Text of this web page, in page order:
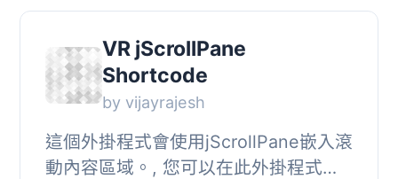
VR jScrollPane
Shortcode
by vijayrajesh
這個外掛程式會使用jScrollPane嵌入滾
動內容區域。, 您可以在此外掛程式的